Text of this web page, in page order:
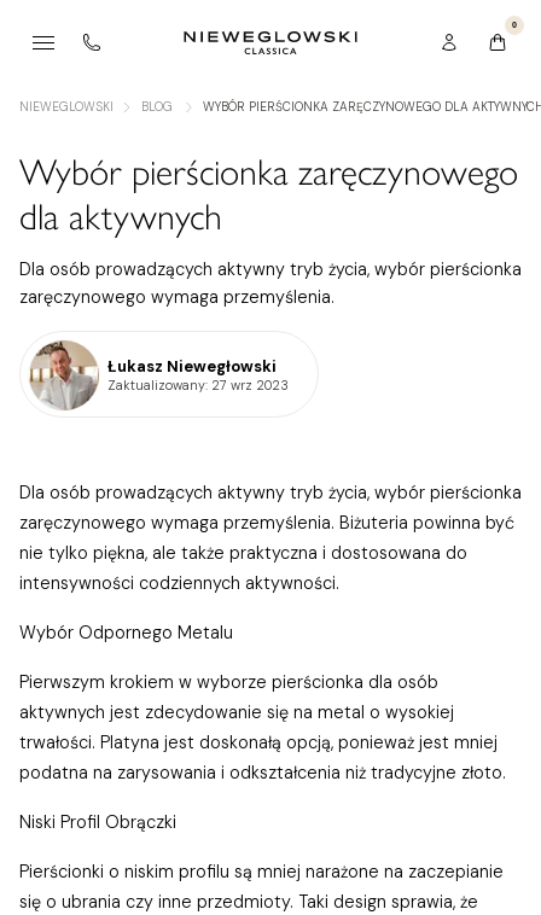
0
NIEWEGLOWSKI BLOG WYBÓR PIERŚCIONKA ZARĘCZYNOWEGO DLA
Wybór pierścionka zaręczynowego
dla aktywnych
Dla osób prowadzących aktywny tryb życia, wybór pierścionka
zaręczynowego wymaga przemyślenia.
Łukasz Niewegłowski
Zaktualizowany: 27 wrz 2023
Dla osób prowadzących aktywny tryb życia, wybór pierścionka
zaręczynowego wymaga przemyślenia. Biżuteria powinna być
nie tylko piękna, ale także praktyczna i dostosowana do
intensywności codziennych aktywności.
Wybór Odpornego Metalu
Pierwszym krokiem w wyborze pierścionka dla osób
aktywnych jest zdecydowanie się na metal o wysokiej
trwałości. Platyna jest doskonałą opcją, ponieważ jest mniej
podatna na zarysowania i odkształcenia niż tradycyjne złoto.
Niski Profil Obrączki
Pierścionki o niskim profilu są mniej narażone na zaczepianie
się o ubrania czy inne przedmioty. Taki design sprawia, że